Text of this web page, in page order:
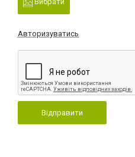
Авторизуватись
Відправити